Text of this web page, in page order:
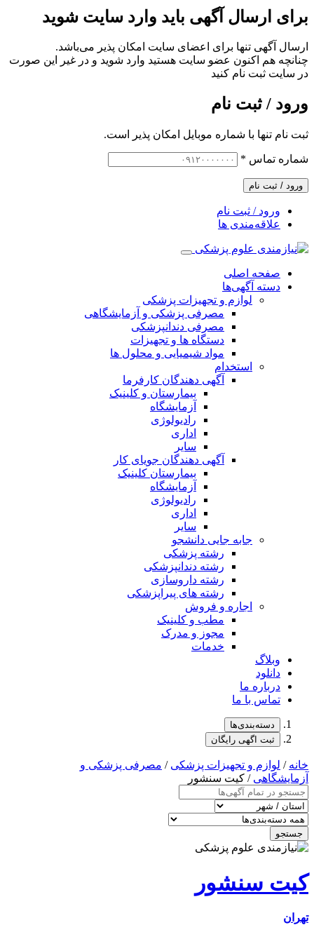
برای ارسال آگهی باید وارد سایت شوید
ارسال آگهی تنها برای اعضای سایت امکان پذیر می‌باشد.
چنانچه هم‌ اکنون عضو سایت هستید وارد شوید و در غیر این صورت
در سایت ثبت نام کنید
ورود / ثبت نام
ثبت نام تنها با شماره موبایل امکان پذیر است.
شماره تماس *
ورود / ثبت نام
ورود / ثبت نام
علاقه‌مندی ها
صفحه اصلی
دسته آگهی‌ها
لوازم و تجهیزات پزشکی
مصرفی پزشکی و آزمایشگاهی
مصرفی دندانپزشکی
دستگاه ها و تجهیزات
مواد شیمیایی و محلول ها
استخدام
آگهی دهندگان کارفرما
بیمارستان و کلینیک
آزمایشگاه
رادیولوژی
اداری
سایر
آگهی دهندگان جویای کار
بیمارستان کلینیک
آزمایشگاه
رادیولوژی
اداری
سایر
جابه جایی دانشجو
رشته پزشکی
رشته دندانپزشکی
رشته داروسازی
رشته های پیراپزشکی
اجاره و فروش
مطب و کلینیک
مجوز و مدرک
خدمات
وبلاگ
دانلود
درباره ما
تماس با ما
دسته‌بندی‌ها
ثبت اگهی رایگان
خانه/ لوازم و تجهیزات پزشکی / مصرفی پزشکی و
آزمایشگاهی / کیت سنشور
جستجو
کیت سنشور
تهران